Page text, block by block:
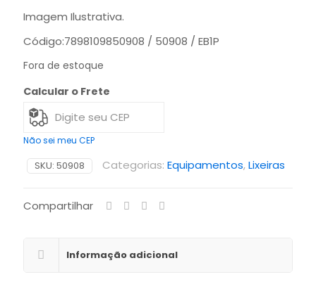
Imagem Ilustrativa.
Código:7898109850908 / 50908 / EB1P
Fora de estoque
Calcular o Frete
Não sei meu CEP
SKU: 50908 Categorias: Equipamentos,Lixeiras
Compartilhar
Informação adicional